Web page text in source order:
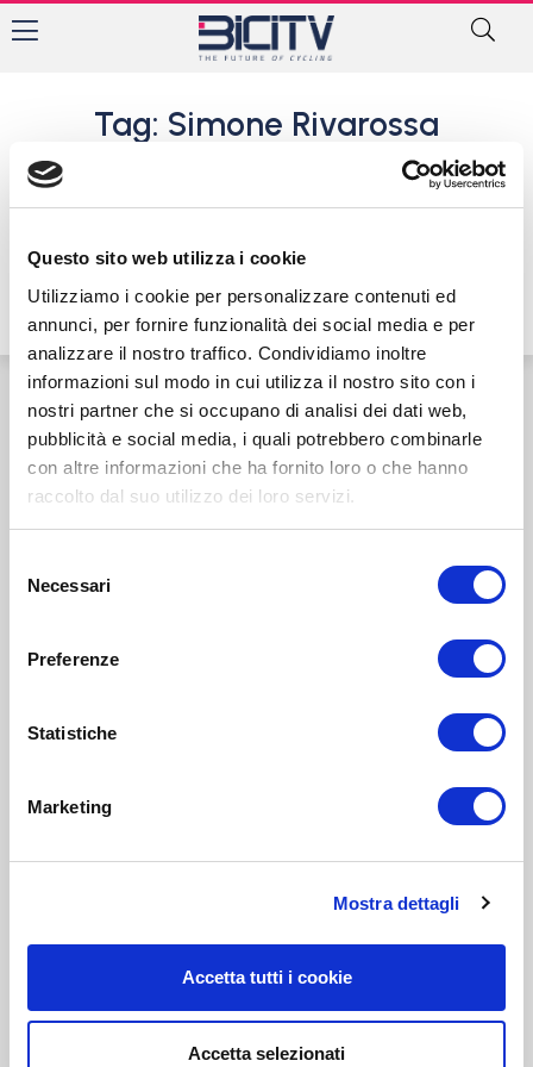
Questo sito web utilizza i cookie
Utilizziamo i cookie per personalizzare contenuti ed
annunci, per fornire funzionalità dei social media e per
analizzare il nostro traffico. Condividiamo inoltre
informazioni sul modo in cui utilizza il nostro sito con i
nostri partner che si occupano di analisi dei dati web,
pubblicità e social media, i quali potrebbero combinarle
con altre informazioni che ha fornito loro o che hanno
raccolto dal suo utilizzo dei loro servizi.
delNecessari
Preferenze
Statistiche
Marketing
Mostra dettagli
Accetta tutti i cookie
Accetta selezionati
Tag: Simone Rivarossa
Bis tricolore di Nicolò Gozzi a
Padova. Campione italiano
29 Giugno 2016